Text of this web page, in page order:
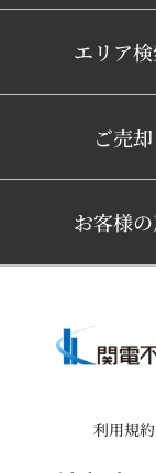
エリア
ご売却
お客様
利用規約